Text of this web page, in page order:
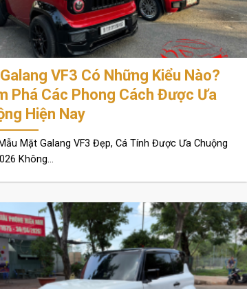
VF3 Có Những Kiểu Nào?
Phá Các Phong Cách Được Ưa
Hiện Nay
Mặt Galang VF3 Đẹp, Cá Tính Được Ưa Chuộng
Không...